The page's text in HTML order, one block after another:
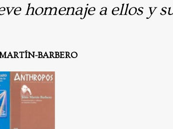
homenaje a ellos y
BARBERO